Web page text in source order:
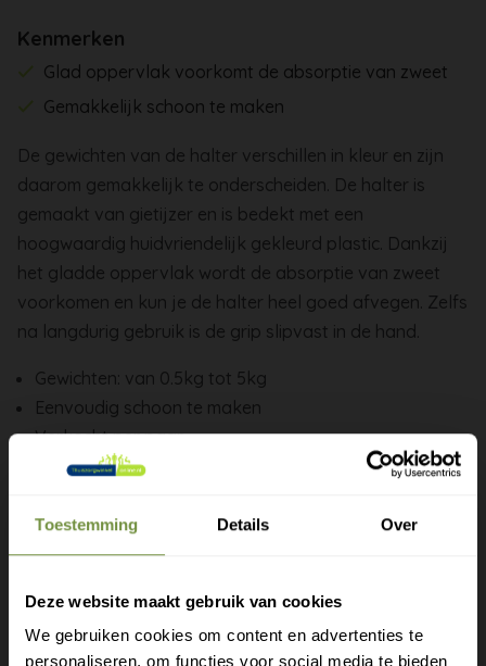
Toestemming Details Over
Deze website maakt gebruik van cookies
We gebruiken cookies om content en advertenties te
personaliseren, om functies voor social media te bieden
Kenmerken
Glad oppervlak voorkomt de absorptie van zweet
Gemakkelijk schoon te maken
De gewichten van de halter verschillen in kleur en zijn
daarom gemakkelijk te onderscheiden. De halter is
gemaakt van gietijzer en is bedekt met een
hoogwaardig huidvriendelijk gekleurd plastic. Dankzij
het gladde oppervlak wordt de absorptie van zweet
voorkomen en kun je de halter heel goed afvegen. Zelfs
na langdurig gebruik is de grip slipvast in de hand.
Gewichten: van 0.5kg tot 5kg
Eenvoudig schoon te maken
Verkocht per paar
Bel of mail ons voor gratis advies of kom